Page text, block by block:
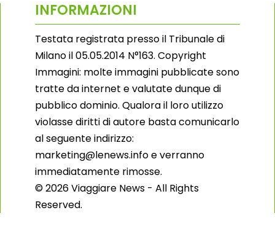
INFORMAZIONI
Testata registrata presso il Tribunale di
Milano il 05.05.2014 N°163. Copyright
Immagini: molte immagini pubblicate sono
tratte da internet e valutate dunque di
pubblico dominio. Qualora il loro utilizzo
violasse diritti di autore basta comunicarlo
al seguente indirizzo:
marketing@lenews.info e verranno
immediatamente rimosse.
© 2026 Viaggiare News - All Rights
Reserved.